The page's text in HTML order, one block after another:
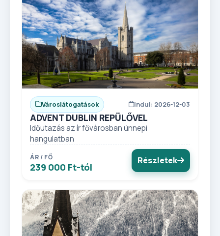
Városlátogatások Indul: 2026-12-03
ADVENT DUBLIN REPÜLŐVEL
Időutazás az ír fővárosban ünnepi
hangulatban
ÁR / FŐ
239 000 Ft-tól
Részletek